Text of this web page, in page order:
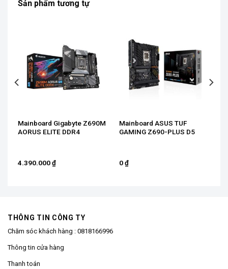
Sản phẩm tương tự
Mainboard Gigabyte Z690M
AORUS ELITE DDR4
4.390.000₫
Mainboard ASUS TUF
GAMING Z690-PLUS D5
0₫
THÔNG TIN CÔNG TY
Chăm sóc khách hàng : 0818166996
Thông tin cửa hàng
Thanh toán